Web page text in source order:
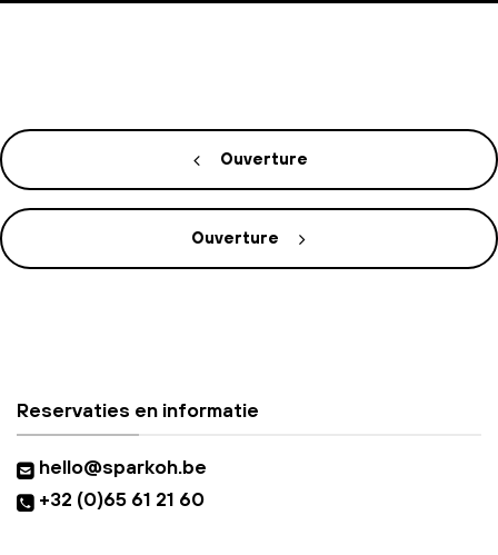
Ouverture
Ouverture
Reservaties en informatie
hello@sparkoh.be
+32 (0)65 61 21 60